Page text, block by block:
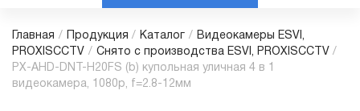
Главная / Продукция / Каталог /
Видеокамеры ESVI,
PROXISCCTV / Снято с производства ESVI, PROXISCCTV /
PX-AHD-DNT-H20FS (b) купольная уличная 4 в 1
видеокамера, 1080p, f=2.8-12мм